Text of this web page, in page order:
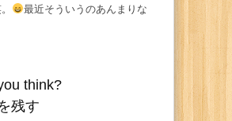
最近そういうのあんまりな
think?
残す